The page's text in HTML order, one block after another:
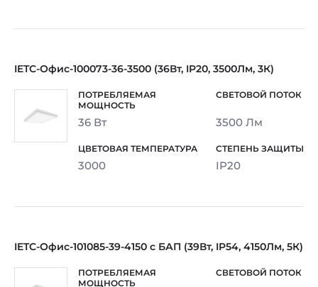
IETC-Офис-100073-36-3500 (36Вт, IP20, 3500Лм, 3К)
36 Вт 3500 Лм
3000 IP20
IETC-Офис-101085-39-4150 с БАП (39Вт, IP54, 4150Лм, 5К)